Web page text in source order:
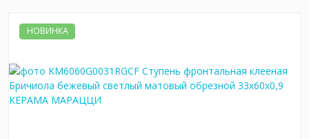
НОВИНКА